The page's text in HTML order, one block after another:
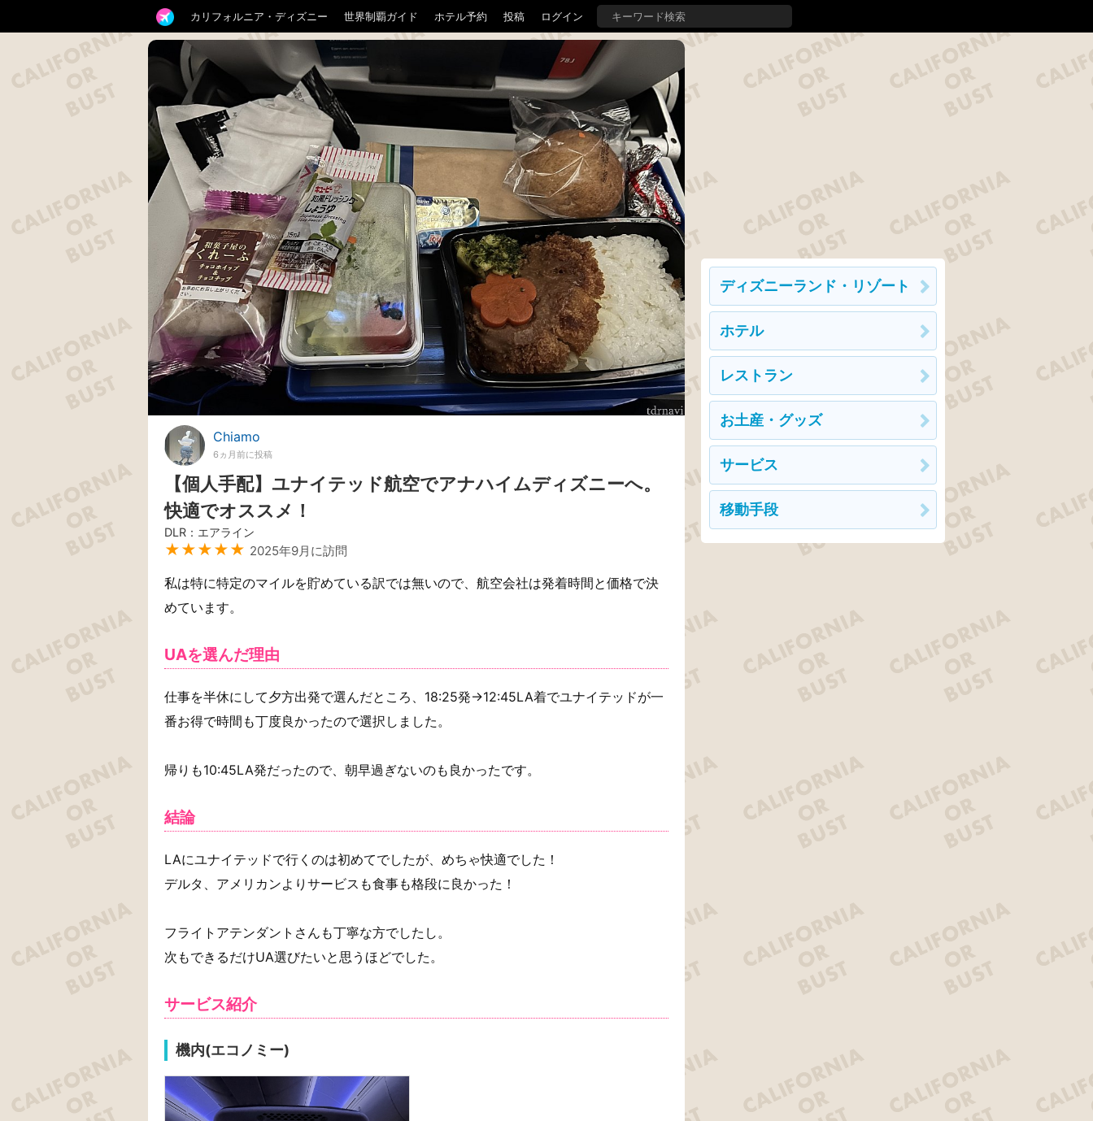
カリフォルニア・ディズニー 世界制覇ガイド ホテル予約 投稿 ログイン
Chiamo
6ヵ月前に投稿
【個人手配】ユナイテッド航空でアナハイムディズニーへ。
快適でオススメ！
DLR：エアライン
★★★★★ 2025年9月に訪問
私は特に特定のマイルを貯めている訳では無いので、航空会社は発着時間と価格で決
めています。
UAを選んだ理由
仕事を半休にして夕方出発で選んだところ、18:25発→12:45LA着でユナイテッドが一
番お得で時間も丁度良かったので選択しました。
帰りも10:45LA発だったので、朝早過ぎないのも良かったです。
結論
LAにユナイテッドで行くのは初めてでしたが、めちゃ快適でした！
デルタ、アメリカンよりサービスも食事も格段に良かった！
フライトアテンダントさんも丁寧な方でしたし。
次もできるだけUA選びたいと思うほどでした。
サービス紹介
機内(エコノミー)
ディズニーランド・リゾート
ホテル
レストラン
お土産・グッズ
サービス
移動手段